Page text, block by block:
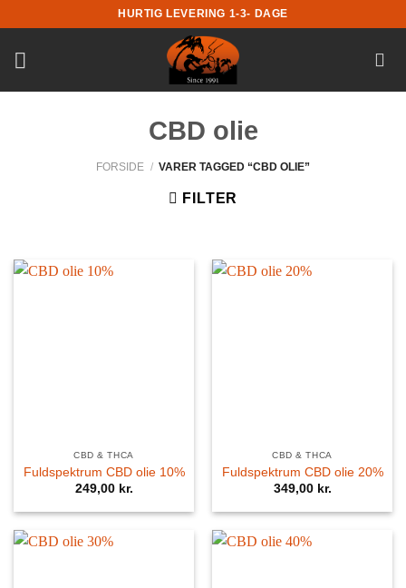
til
indhold
HURTIG LEVERING 1-3- DAGE
CBD olie
FORSIDE / VARER TAGGED “CBD OLIE”
FILTER
CBD & THCA
Fuldspektrum CBD olie 10%
249,00 kr.
CBD & THCA
Fuldspektrum CBD olie 20%
349,00 kr.